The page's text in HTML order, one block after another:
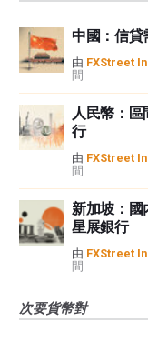
中國：信貸
由 FXStreet
間
人民幣：
行
由 FXStreet
間
新加坡：國
星展銀行
由 FXStreet
間
次要貨幣對